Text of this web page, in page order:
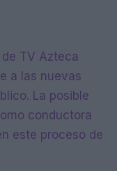
TV Azteca
a las nuevas
La posible
conductora
este proceso de